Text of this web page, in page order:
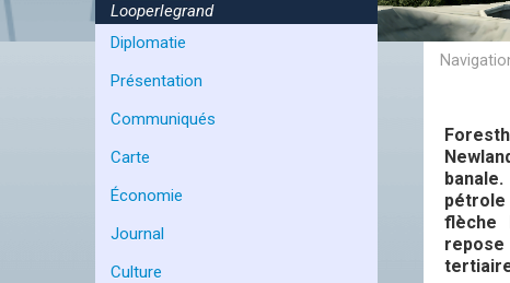
Looperlegrand
Diplomatie
Présentation
Communiqués
Carte
Économie
Journal
Culture
pétrole
flèche